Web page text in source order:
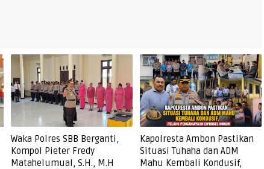
Waka Polres SBB Berganti,
Kompol Pieter Fredy
Matahelumual, S.H., M.H
Kapolresta Ambon Pastikan
Situasi Tuhaha dan ADM
Mahu Kembali Kondusif,